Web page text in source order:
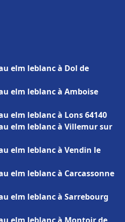
elm leblanc à Dol de
elm leblanc à Amboise
elm leblanc à Lons 64140
elm leblanc à Villemur sur
elm leblanc à Vendin le
elm leblanc à Carcassonne
elm leblanc à Sarrebourg